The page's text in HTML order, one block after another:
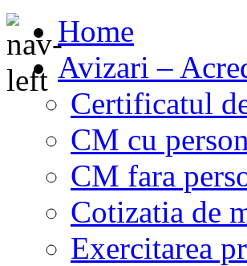
Home
Avizari –
Certificatul
CM cu
CM fara
Cotizatia de
Exercitarea